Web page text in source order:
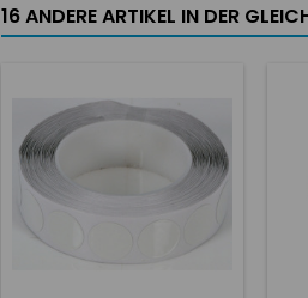
16 ANDERE ARTIKEL IN DER